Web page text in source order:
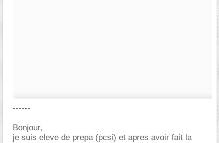
------
Bonjour,
je suis eleve de prepa (pcsi) et apres avoir fait la